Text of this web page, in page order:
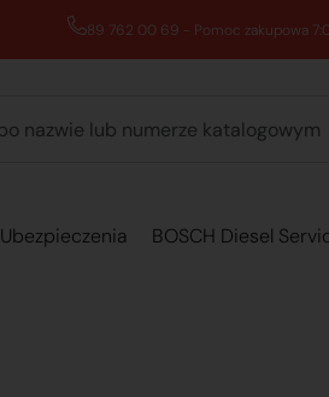
89 762 00 69 - Pomoc zakupowa
Ubezpieczenia BOSCH Diesel